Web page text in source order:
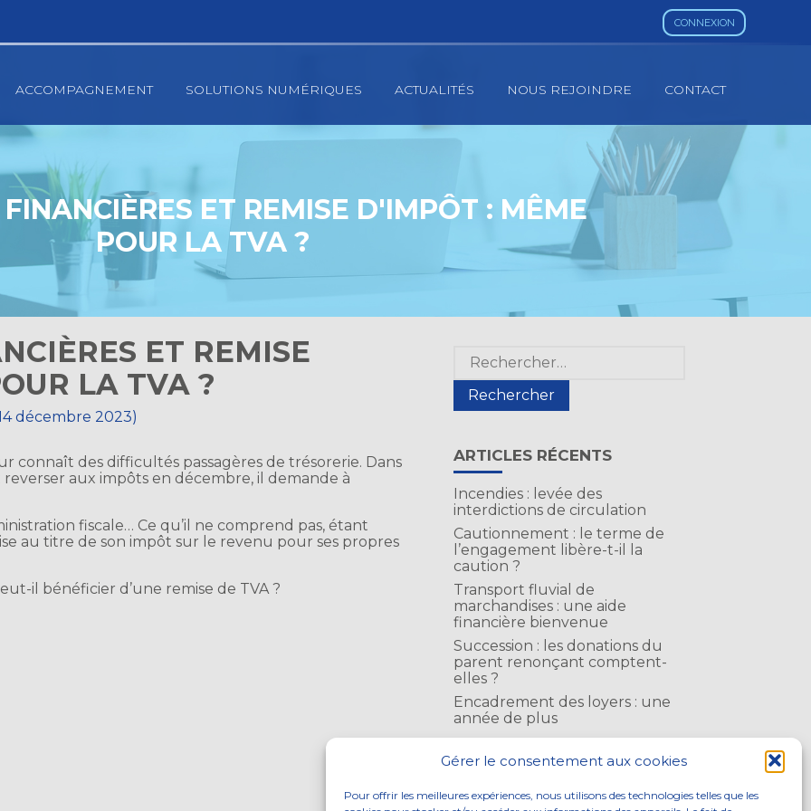
Gérer le consentement aux cookies
Pour offrir les meilleures expériences, nous utilisons des technologies telles que les
CONNEXION
ACCOMPAGNEMENT SOLUTIONS NUMÉRIQUES ACTUALITÉS NOUS REJOINDRE CONTACT
ET REMISE D'IMPÔT : MÊME
POUR LA TVA ?
ET REMISE
LA TVA ?
décembre 2023)
connaît des difficultés passagères de trésorerie. Dans
reverser aux impôts en décembre, il demande à
fiscale… Ce qu’il ne comprend pas, étant
au titre de son impôt sur le revenu pour ses propres
il bénéficier d’une remise de TVA ?
Blog
sidebar
Rechercher :
ARTICLES RÉCENTS
Incendies : levée des
interdictions de circulation
Cautionnement : le terme de
l’engagement libère-t-il la
caution ?
Transport fluvial de
marchandises : une aide
financière bienvenue
Succession : les donations du
parent renonçant comptent-
elles ?
Encadrement des loyers : une
année de plus
COMMENTAIRES RÉCENTS